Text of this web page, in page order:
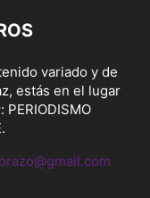
variado y de
estás en el lugar